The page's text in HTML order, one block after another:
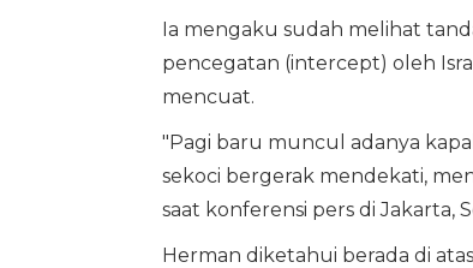
Ia mengaku sudah melihat
pencegatan (intercept) oleh
mencuat.
"Pagi baru muncul adanya
sekoci bergerak mendekati,
saat konferensi pers di Jakarta,
Herman diketahui berada di